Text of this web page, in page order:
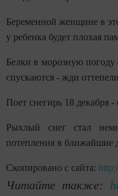
Беременной женщине в
у ребенка будет плохая
Белки в морозную погоду
спускаются - жди оттепели
Поет снегирь 18 декабря -
Рыхлый снег стал
потепления в ближайшие
Скопировано с сайта:
Читайте также: